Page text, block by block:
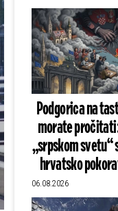
Podgorica na
morate
„srpskom svetu“
hrvatsko
06.08.2026